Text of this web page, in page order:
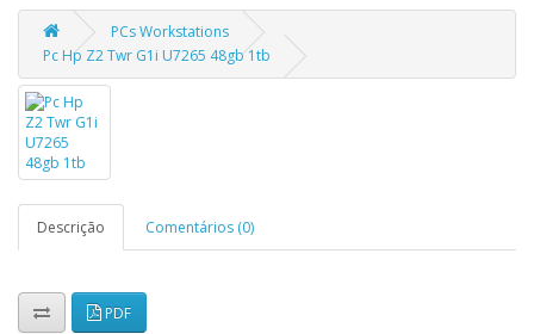
PCs Workstations
Pc Hp Z2 Twr G1i U7265 48gb 1tb
Descrição Comentários (0)
PDF